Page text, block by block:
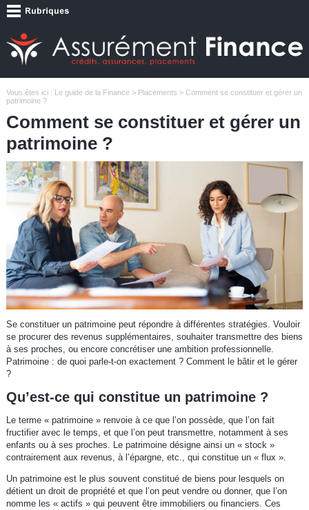
Vous êtes ici : Le guide de la Finance> Placements > Comment se constituer et gérer un
patrimoine ?
Comment se constituer et gérer un
patrimoine ?
Se constituer un patrimoine peut répondre à différentes stratégies. Vouloir
se procurer des revenus supplémentaires, souhaiter transmettre des biens
à ses proches, ou encore concrétiser une ambition professionnelle.
Patrimoine : de quoi parle-t-on exactement ? Comment le bâtir et le gérer
?
Qu’est-ce qui constitue un patrimoine ?
Le terme « patrimoine » renvoie à ce que l’on possède, que l’on fait
fructifier avec le temps, et que l’on peut transmettre, notamment à ses
enfants ou à ses proches. Le patrimoine désigne ainsi un « stock »
contrairement aux revenus, à l’épargne, etc., qui constitue un « flux ».
Un patrimoine est le plus souvent constitué de biens pour lesquels on
détient un droit de propriété et que l’on peut vendre ou donner, que l’on
nomme les « actifs » qui peuvent être immobiliers ou financiers. Ces